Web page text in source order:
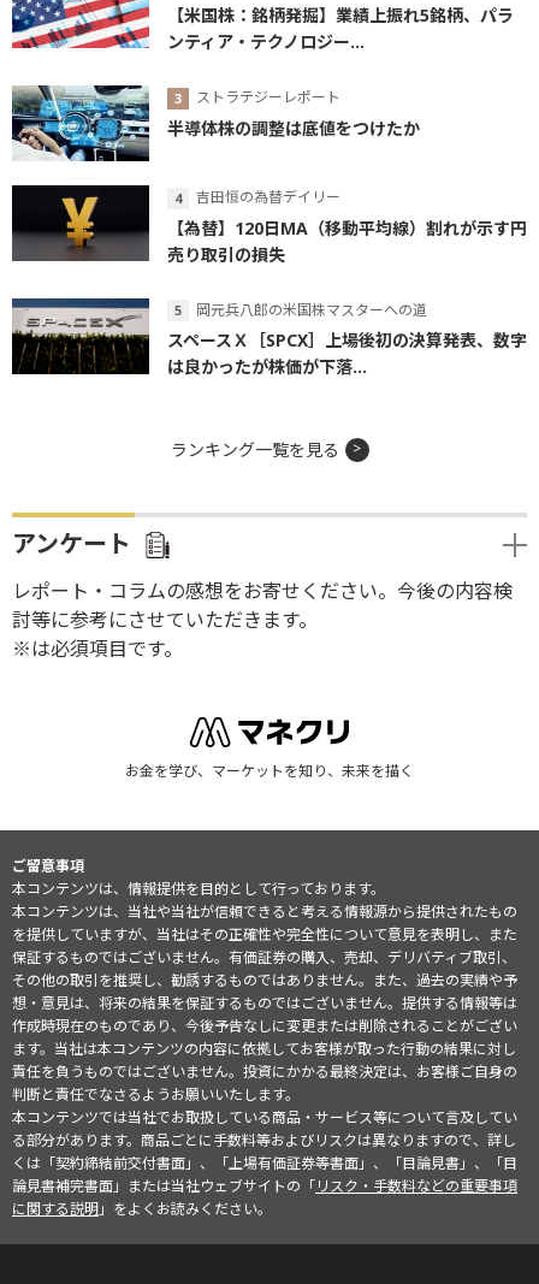
【米国株：銘柄発掘】業績上振れ5銘柄、パラ
ンティア・テクノロジー...
ストラテジーレポート
半導体株の調整は底値をつけたか
吉田恒の為替デイリー
【為替】120日MA（移動平均線）割れが示す円
売り取引の損失
岡元兵八郎の米国株マスターへの道
スペースＸ［SPCX］上場後初の決算発表、数字
は良かったが株価が下落...
ランキング一覧を見る
アンケート
レポート・コラムの感想をお寄せください。今後の内容検
討等に参考にさせていただきます。
※は必須項目です。
お金を学び、マーケットを知り、未来を描く
ご留意事項
本コンテンツは、情報提供を目的として行っております。
本コンテンツは、当社や当社が信頼できると考える情報源から提供されたもの
を提供していますが、当社はその正確性や完全性について意見を表明し、また
保証するものではございません。有価証券の購入、売却、デリバティブ取引、
その他の取引を推奨し、勧誘するものではありません。また、過去の実績や予
想・意見は、将来の結果を保証するものではございません。提供する情報等は
作成時現在のものであり、今後予告なしに変更または削除されることがござい
ます。当社は本コンテンツの内容に依拠してお客様が取った行動の結果に対し
責任を負うものではございません。投資にかかる最終決定は、お客様ご自身の
判断と責任でなさるようお願いいたします。
本コンテンツでは当社でお取扱している商品・サービス等について言及してい
る部分があります。商品ごとに手数料等およびリスクは異なりますので、詳し
くは「契約締結前交付書面」、「上場有価証券等書面」、「目論見書」、「目
論見書補完書面」または当社ウェブサイトの「リスク・手数料などの重要事項
に関する説明」をよくお読みください。